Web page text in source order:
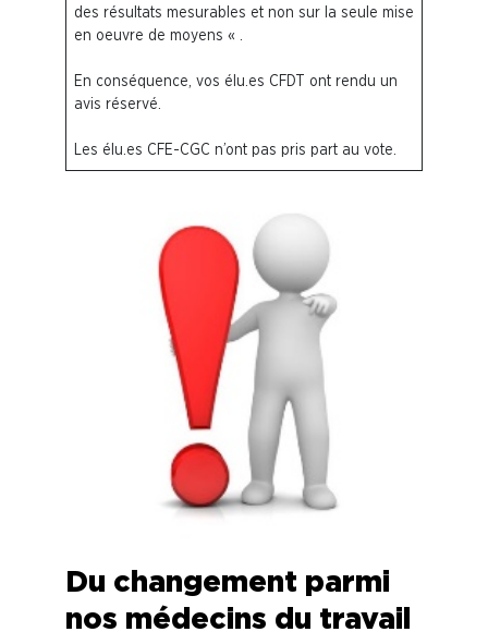
des résultats mesurables et non sur la seule mise
en oeuvre de moyens « .
En conséquence, vos élu.es CFDT ont rendu un
avis réservé.
Les élu.es CFE-CGC n’ont pas pris part au vote.
Du changement parmi
nos médecins du travail